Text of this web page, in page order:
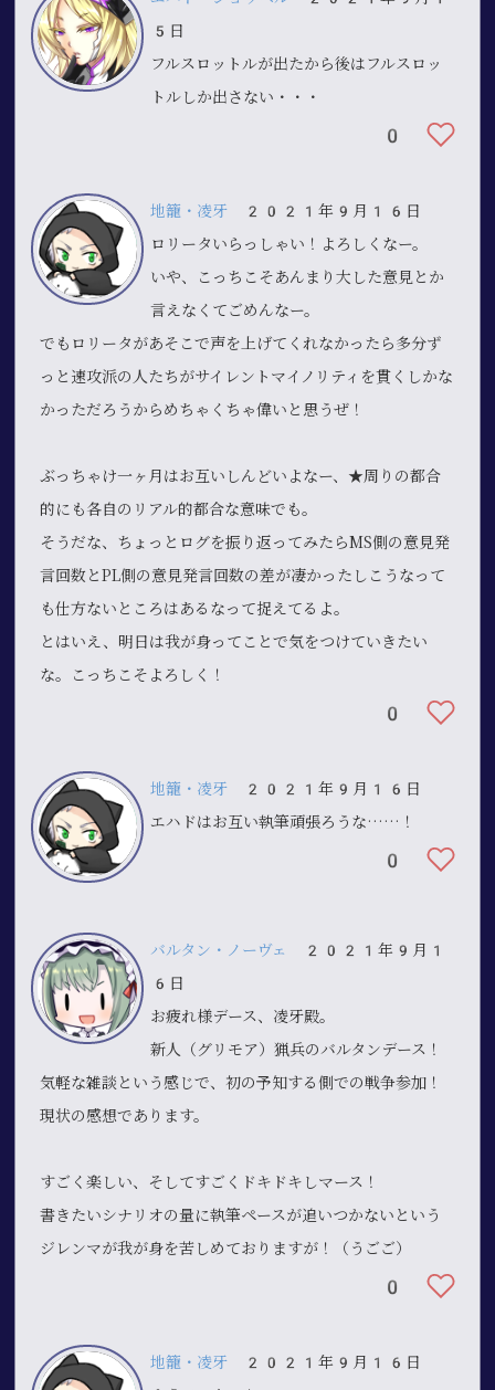
5日
フルスロットルが出たから後はフルスロッ
トルしか出さない・・・
0
地籠・凌牙 2021年9月16日
ロリータいらっしゃい！よろしくなー。
いや、こっちこそあんまり大した意見とか
言えなくてごめんなー。
でもロリータがあそこで声を上げてくれなかったら多分ず
っと速攻派の人たちがサイレントマイノリティを貫くしかな
かっただろうからめちゃくちゃ偉いと思うぜ！
ぶっちゃけ一ヶ月はお互いしんどいよなー、★周りの都合
的にも各自のリアル的都合な意味でも。
そうだな、ちょっとログを振り返ってみたらMS側の意見発
言回数とPL側の意見発言回数の差が凄かったしこうなって
も仕方ないところはあるなって捉えてるよ。
とはいえ、明日は我が身ってことで気をつけていきたい
な。こっちこそよろしく！
0
地籠・凌牙 2021年9月16日
エハドはお互い執筆頑張ろうな……！
0
バルタン・ノーヴェ
2021年9月1
6日
お疲れ様デース、凌牙殿。
新人（グリモア）猟兵のバルタンデース！
気軽な雑談という感じで、初の予知する側での戦争参加！
現状の感想であります。
すごく楽しい、そしてすごくドキドキしマース！
書きたいシナリオの量に執筆ペースが追いつかないという
ジレンマが我が身を苦しめておりますが！（うごご）
0
地籠・凌牙 2021年9月16日